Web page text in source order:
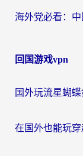
回国游戏vpn